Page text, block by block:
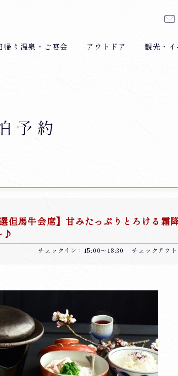
帰り温泉・ご宴会 アウトドア 観光・イ
予約
馬牛会席】甘みたっぷりとろける霜
♪
チェックイン：15:00～18:30 チェックアウト